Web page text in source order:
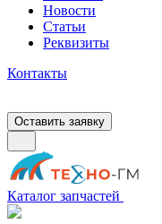
Новости
Статьи
Реквизиты
Контакты
Оставить заявку
Каталог запчастей